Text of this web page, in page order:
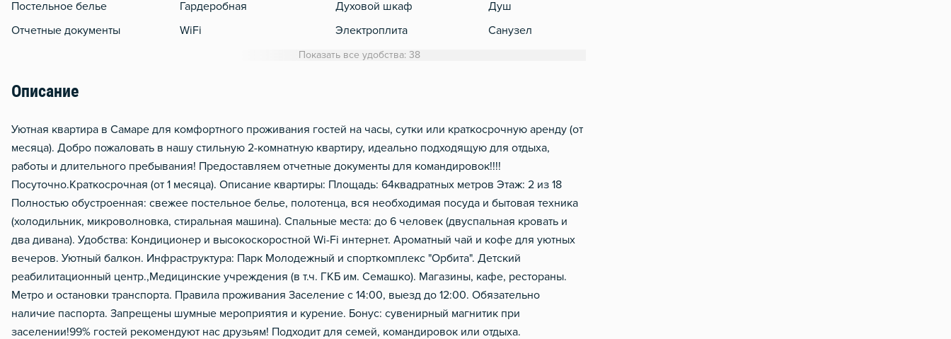
Постельное белье
Отчетные документы
Гардеробная
WiFi
Сушилка для белья
Отопление
Балкон
Водонагреватель
Стол, рабочее место
Домофон
Чистящие средства
Металлическая дверь
Духовой шкаф
Электроплита
Холодильник
Электрический чайник
Посуда
Столовые приборы
Фильтр для воды
Посудомоечная машинка
Душ
Санузел
Фен
Шампунь, мыло
Показать все удобства: 38
Описание
Уютная квартира в Самаре для комфортного проживания гостей на часы, сутки или краткосрочную аренду (от
месяца). Добро пожаловать в нашу стильную 2-комнатную квартиру, идеально подходящую для отдыха,
работы и длительного пребывания! Предоставляем отчетные документы для командировок!!!!
Посуточно.Краткосрочная (от 1 месяца). Описание квартиры: Площадь: 64квадратных метров Этаж: 2 из 18
Полностью обустроенная: свежее постельное белье, полотенца, вся необходимая посуда и бытовая техника
(холодильник, микроволновка, стиральная машина). Спальные места: до 6 человек (двуспальная кровать и
два дивана). Удобства: Кондиционер и высокоскоростной Wi-Fi интернет. Ароматный чай и кофе для уютных
вечеров. Уютный балкон. Инфраструктура: Парк Молодежный и спорткомплекс "Орбита". Детский
реабилитационный центр.,Медицинские учреждения (в т.ч. ГКБ им. Семашко). Магазины, кафе, рестораны.
Метро и остановки транспорта. Правила проживания Заселение с 14:00, выезд до 12:00. Обязательно
наличие паспорта. Запрещены шумные мероприятия и курение. Бонус: сувенирный магнитик при
заселении!99% гостей рекомендуют нас друзьям! Подходит для семей, командировок или отдыха.